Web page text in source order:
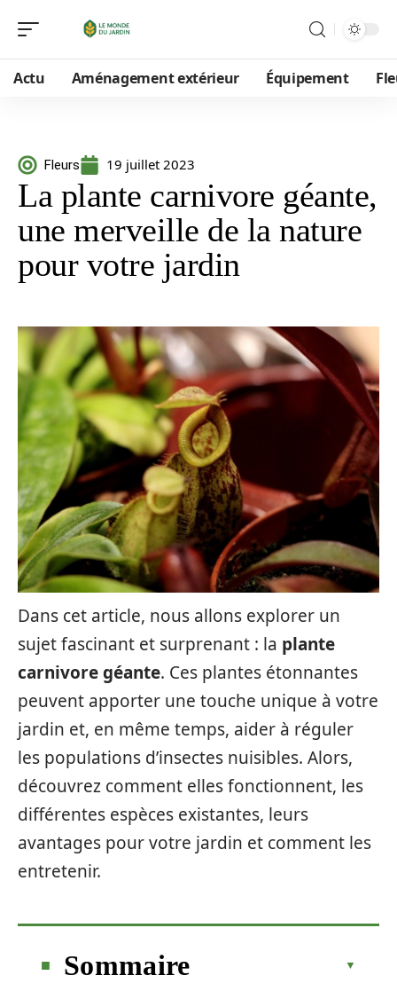
Actu Aménagement extérieur Équipement
Fleurs 19 juillet 2023
La plante carnivore géante,
une merveille de la nature
pour votre jardin
Dans cet article, nous allons explorer un
sujet fascinant et surprenant : la plante
carnivore géante. Ces plantes étonnantes
peuvent apporter une touche unique à votre
jardin et, en même temps, aider à réguler
les populations d’insectes nuisibles. Alors,
découvrez comment elles fonctionnent, les
différentes espèces existantes, leurs
avantages pour votre jardin et comment les
entretenir.
Sommaire